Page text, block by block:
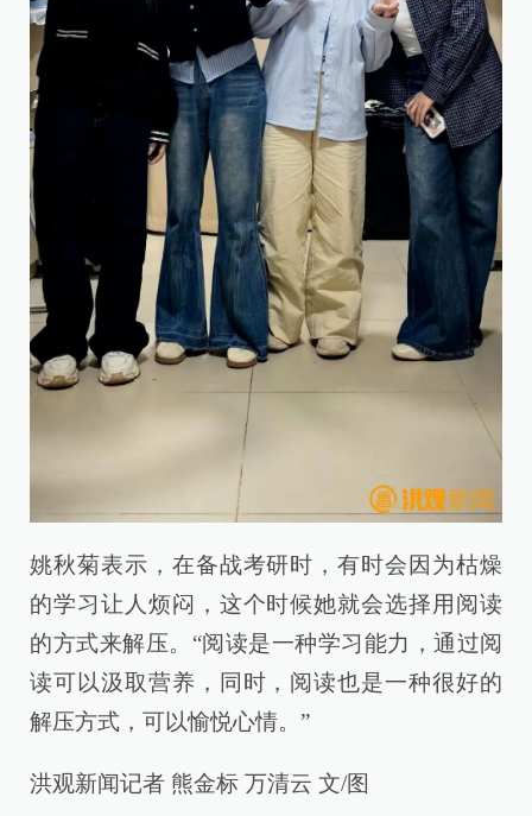
姚秋菊表示，在备战考研时，有时会因为枯燥
的学习让人烦闷，这个时候她就会选择用阅读
的方式来解压。“阅读是一种学习能力，通过阅
读可以汲取营养，同时，阅读也是一种很好的
解压方式，可以愉悦心情。”
洪观新闻记者 熊金标 万清云 文/图